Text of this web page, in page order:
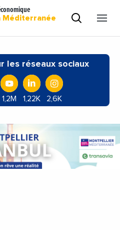
Méditerranée
les réseaux sociaux
1,2M 1,22K 2,6K